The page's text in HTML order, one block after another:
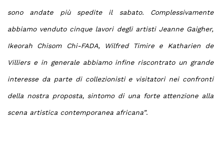
sono andate più spedite il sabato. Complessivamente
abbiamo venduto cinque lavori degli artisti Jeanne Gaigher,
Ikeorah Chisom Chi-FADA, Wilfred Timire e Katharien de
Villiers e in generale abbiamo infine riscontrato un grande
interesse da parte di collezionisti e visitatori nei confronti
della nostra proposta, sintomo di una forte attenzione alla
scena artistica contemporanea africana”.